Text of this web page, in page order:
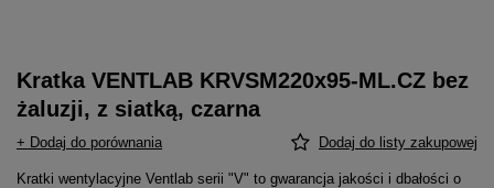
Kratka VENTLAB KRVSM220x95-ML.CZ bez
żaluzji, z siatką, czarna
+ Dodaj do porównania Dodaj do listy zakupowej
Kratki wentylacyjne Ventlab serii "V" to gwarancja jakości i dbałości o